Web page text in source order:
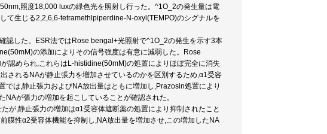
照度18,000 luxの緑色光を照射し行った。^1O_2の発生量は電
て生じる2,2,6,6-tetramethlpiperdine-N-oxyl(TEMPO)のシグナルを
認した。ESR法ではRose bengal+光照射で^1O_2の発生を示す3本
の添加によりその信号強度は有意に減弱した。Rose
認められ,これらはL-histidine(50mM)の処置によりほぼ完全に消失
されるNAが静止張力を増加させているのかを区別するため,α1受容
は,静止張力およびNA放出量はともに増加し,Prazosin処置により
が張力の増加を起こしていることが確認された。
が,静止張力の増加はα1受容体遮断薬の処置により抑制されたこと
膜性α2受容体機能を抑制し,NA放出量を増加させ,この増加したNA